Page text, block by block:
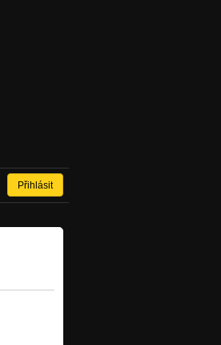
Přihlásit